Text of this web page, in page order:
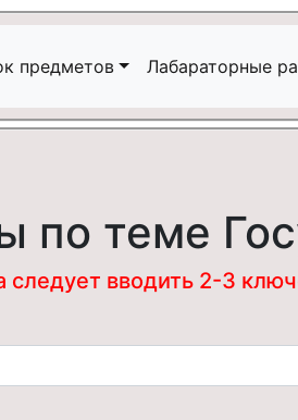
предметов Лабараторные
по теме
вводить 2-3